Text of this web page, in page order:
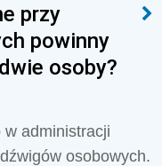
przy
powinny
osoby?
w administracji
osobowych.